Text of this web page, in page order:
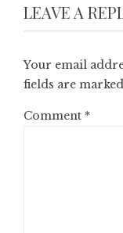
LEAVE A
Your email
fields are marked
Comment *